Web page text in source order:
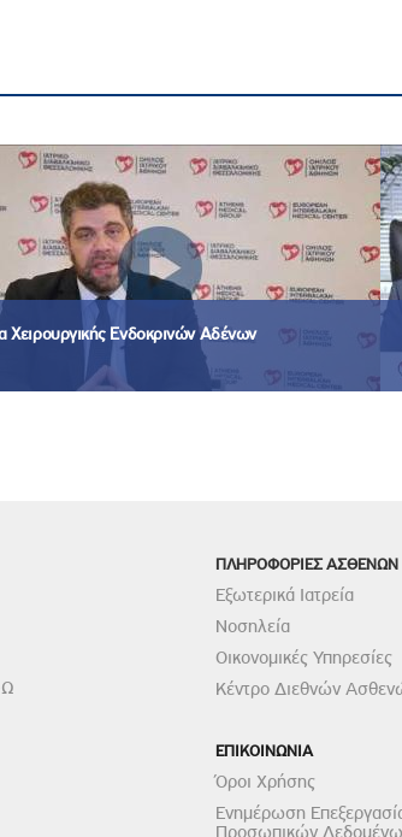
Χειρουργικής Ενδοκρινών Αδένων
Ω
ΠΛΗΡΟΦΟΡΙΕΣ ΑΣΘΕΝΩΝ
Εξωτερικά Ιατρεία
Νοσηλεία
Οικονομικές Υπηρεσίες
Κέντρο Διεθνών
ΕΠΙΚΟΙΝΩΝΙΑ
Όροι Χρήσης
Ενημέρωση
Προσωπικών